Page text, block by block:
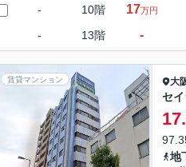
- 10階 17万円
- 13階 -
賃貸マンション 大
セ
地